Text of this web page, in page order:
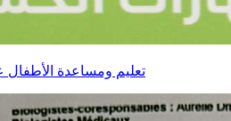
تعليم ومساعدة الأطفال